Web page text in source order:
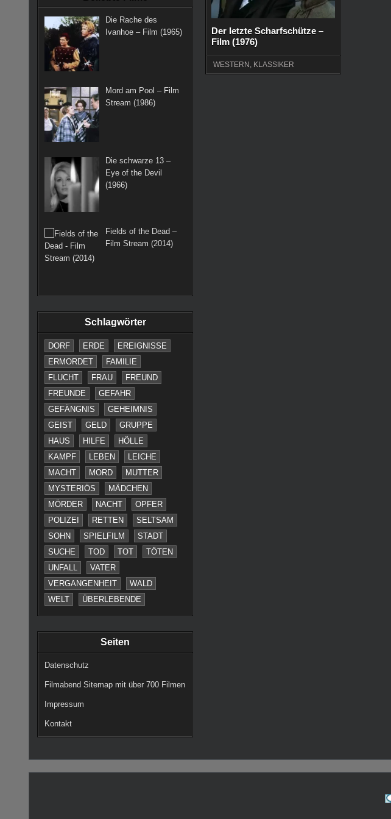
a
m
s
t
Die Rache des
Ivanhoe – Film (1965)
Mord am Pool – Film
Stream (1986)
Die schwarze 13 –
Eye of the Devil
(1966)
Fields of the Dead –
Film Stream (2014)
Schlagwörter
DORF ERDE
EREIGNISSE
ERMORDET
FAMILIE
FLUCHT
FRAU
FREUND
FREUNDE
GEFAHR
GEFÄNGNIS
GEHEIMNIS
GEIST
GELD
GRUPPE
HAUS
HILFE
HÖLLE
KAMPF
LEBEN
LEICHE
MACHT
MORD
MUTTER
MYSTERIÖS
MÄDCHEN
MÖRDER
NACHT
OPFER
POLIZEI
RETTEN
SELTSAM
SOHN
SPIELFILM
STADT
SUCHE
TOD TOT
TÖTEN
UNFALL
VATER
VERGANGENHEIT
WALD
WELT
ÜBERLEBENDE
Seiten
Datenschutz
Filmabend Sitemap mit über 700 Filmen
Impressum
Kontakt
Der letzte Scharfschütze –
Film (1976)
WESTERN KLASSIKER